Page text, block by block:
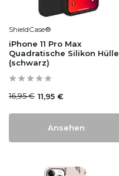
ShieldCase®
iPhone 11 Pro Max
Quadratische Silikon Hülle
(schwarz)
16,95 € 11,95 €
Ansehen